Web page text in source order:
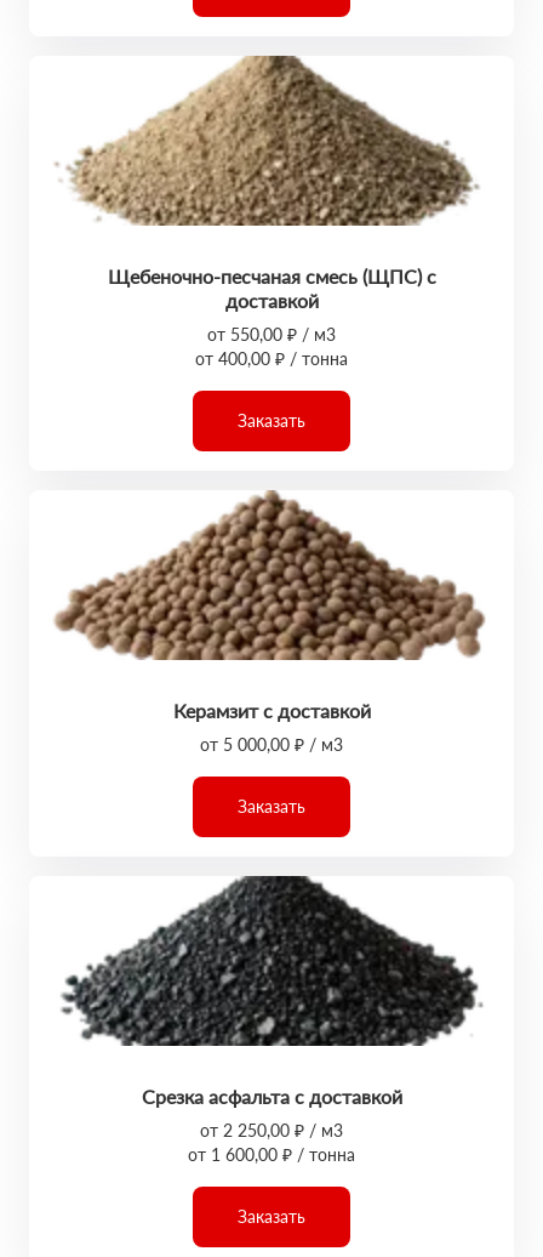
Щебеночно-песчаная смесь (ЩПС) с
доставкой
от 550,00 ₽ / м3
от 400,00 ₽ / тонна
Заказать
Керамзит с доставкой
от 5 000,00 ₽ / м3
Заказать
Срезка асфальта с доставкой
от 2 250,00 ₽ / м3
от 1 600,00 ₽ / тонна
Заказать